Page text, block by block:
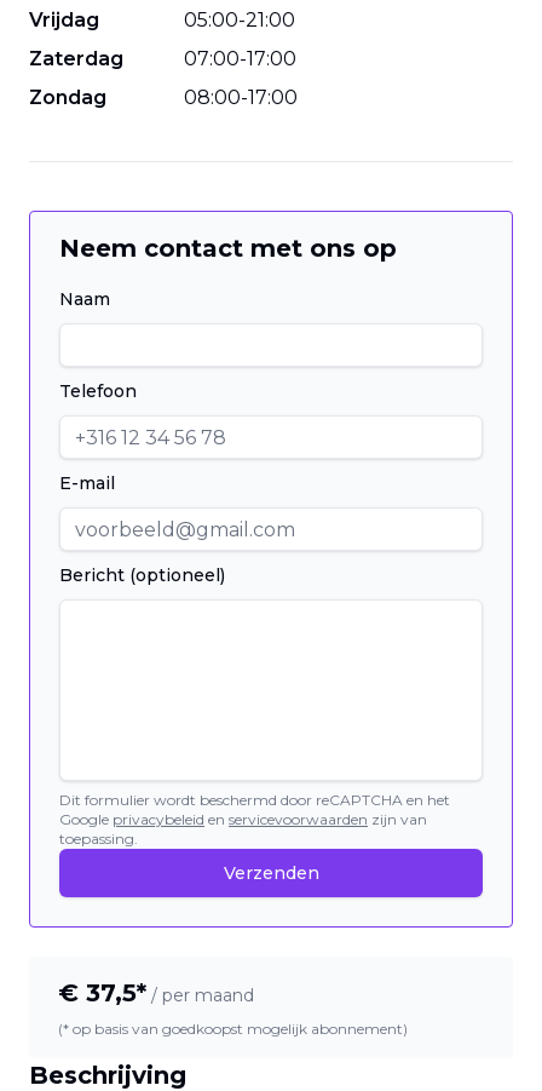
Vrijdag
05:00-21:00
Zaterdag
07:00-17:00
Zondag
08:00-17:00
Beschrijving
Neem contact met ons op
Naam
Telefoon
E-mail
Bericht (optioneel)
Dit formulier wordt beschermd door reCAPTCHA en het
Google privacybeleid en servicevoorwaarden zijn van
toepassing.
Verzenden
€ 37,5* / per maand
(* op basis van goedkoopst mogelijk abonnement)